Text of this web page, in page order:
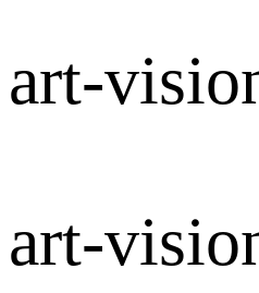
art-
art-